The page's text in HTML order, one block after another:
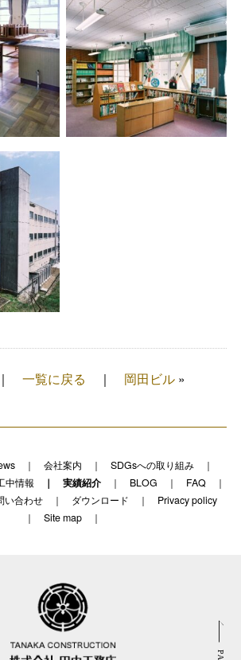
一覧に戻る 岡田ビル »
会社案内
SDGsへの取り組み
中情報 実績紹介 BLOG
FAQ
い合わせ ダウンロード
Privacy policy
Site map